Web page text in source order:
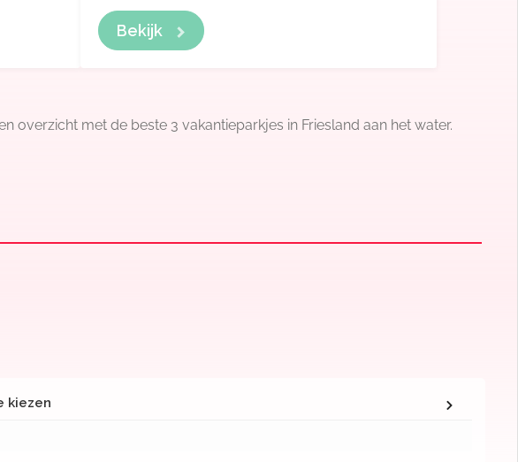
Bekijk
overzicht met de beste 3 vakantieparkjes in Friesland aan het water.
kiezen